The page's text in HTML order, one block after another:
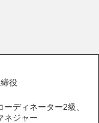
役
ディネーター2級、
ネジャー